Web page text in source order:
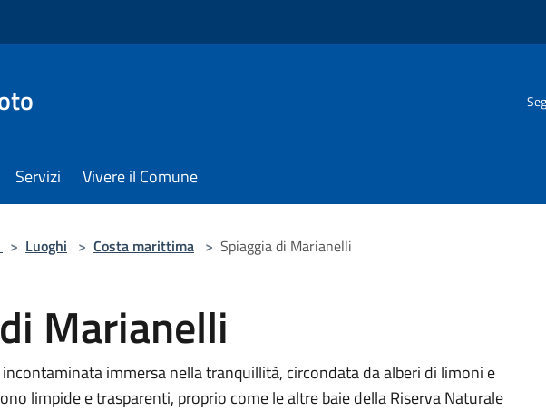
Servizi Vivere il Comune
> Luoghi > Costa marittima > Spiaggia di Marianelli
Marianelli
immersa nella tranquillità, circondata da alberi di limoni e
limpide e trasparenti, proprio come le altre baie della Riserva Naturale